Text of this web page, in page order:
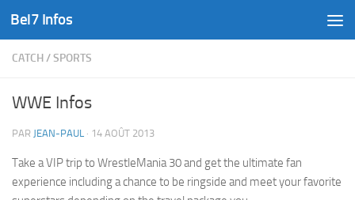
Skip to content
Bel7 Infos
CATCH/SPORTS
WWE Infos
PAR JEAN-PAUL · 14 AOÛT 2013
Take a VIP trip to WrestleMania 30 and get the ultimate fan
experience including a chance to be ringside and meet your favorite